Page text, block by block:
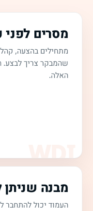
מסרים לפני
מתחילים בהצעה, קהל
שהמבקר צריך לבצע.
האלה.
מבנה שניתן
העמוד יכול להתחבר